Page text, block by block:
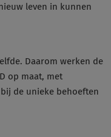
leven in kunnen
Daarom werken de
op maat, met
de unieke behoeften